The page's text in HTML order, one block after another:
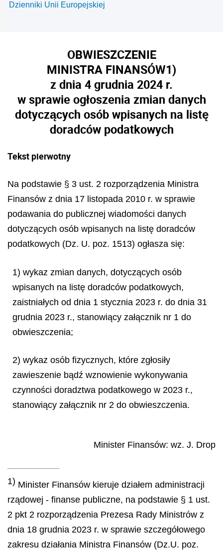
Dzienniki Unii Europejskiej
OBWIESZCZENIE
MINISTRA FINANSÓW1)
z dnia 4 grudnia 2024 r.
w sprawie ogłoszenia zmian danych
dotyczących osób wpisanych na listę
doradców podatkowych
Tekst pierwotny
Na podstawie § 3 ust. 2 rozporządzenia Ministra
Finansów z dnia 17 listopada 2010 r. w sprawie
podawania do publicznej wiadomości danych
dotyczących osób wpisanych na listę doradców
podatkowych (Dz. U. poz. 1513) ogłasza się:
1) wykaz zmian danych, dotyczących osób
wpisanych na listę doradców podatkowych,
zaistniałych od dnia 1 stycznia 2023 r. do dnia 31
grudnia 2023 r., stanowiący załącznik nr 1 do
obwieszczenia;
2) wykaz osób fizycznych, które zgłosiły
zawieszenie bądź wznowienie wykonywania
czynności doradztwa podatkowego w 2023 r.,
stanowiący załącznik nr 2 do obwieszczenia.
Minister Finansów: wz. J. Drop
1) Minister Finansów kieruje działem administracji
rządowej - finanse publiczne, na podstawie § 1 ust.
2 pkt 2 rozporządzenia Prezesa Rady Ministrów z
dnia 18 grudnia 2023 r. w sprawie szczegółowego
zakresu działania Ministra Finansów (Dz.U. poz.